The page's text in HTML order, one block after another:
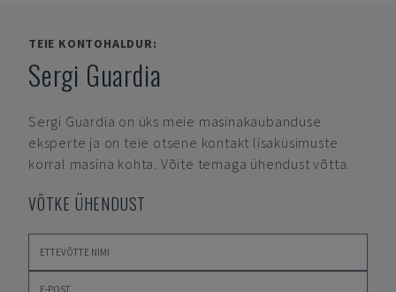
TEIE KONTOHALDUR:
Sergi Guardia
Sergi Guardia on üks meie masinakaubanduse
eksperte ja on teie otsene kontakt lisaküsimuste
korral masina kohta. Võite temaga ühendust võtta.
VÕTKE ÜHENDUST